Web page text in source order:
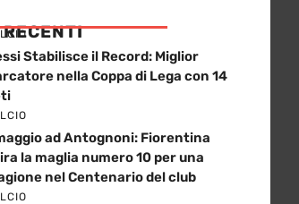
Stabilisce il Record: Miglior
nella Coppa di Lega con 14
ad Antognoni: Fiorentina
la maglia numero 10 per una
nel Centenario del club